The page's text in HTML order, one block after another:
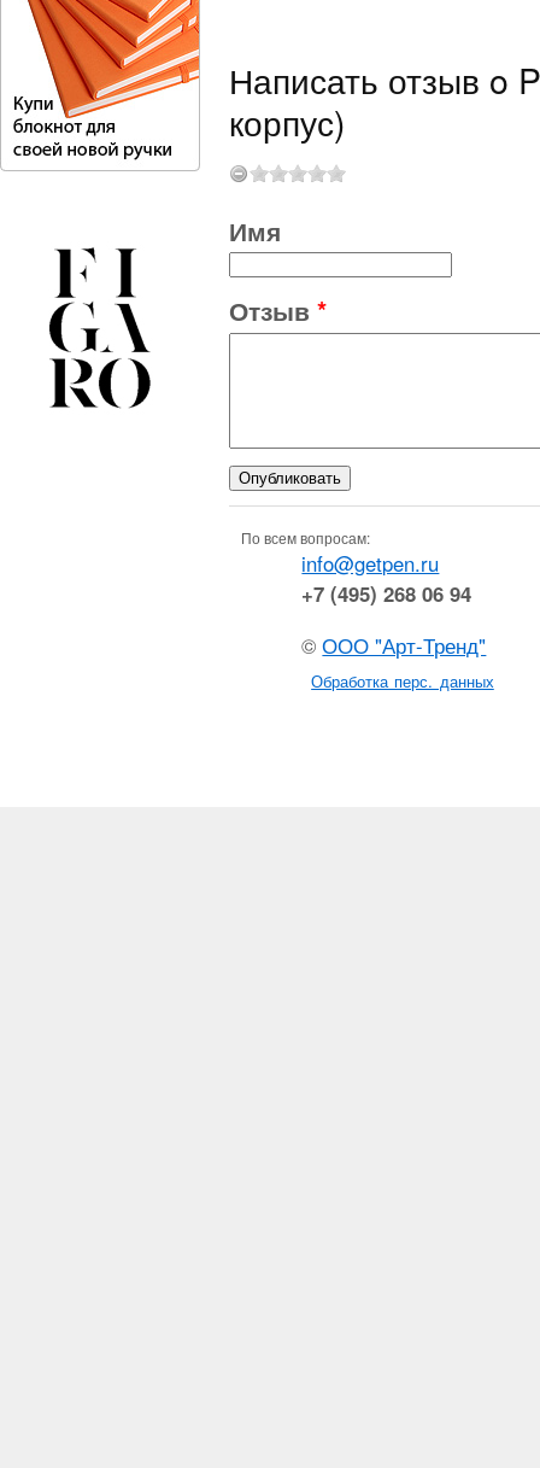
Написать отзыв o
корпус)
Имя
Отзыв *
По всем вопросам:
info@getpen.ru
+7 (495) 268 06 94
©ООО "Арт-Тренд"
Обработка перс. данных